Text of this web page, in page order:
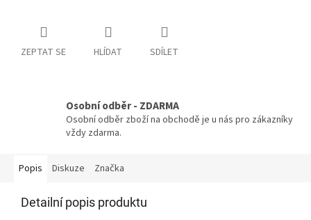
ZEPTAT SE HLÍDAT SDÍLET
Osobní odběr - ZDARMA
Osobní odběr zboží na obchodě je u nás pro zákazníky
vždy zdarma.
Popis Diskuze Značka
Detailní popis produktu